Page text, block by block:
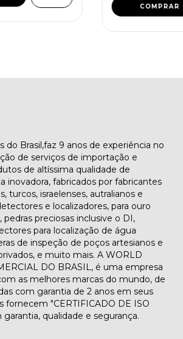
COMPRAR
do Brasil,faz 9 anos de experiência no
de serviços de importação e
de altíssima qualidade de
inovadora, fabricados por fabricantes
turcos, israelenses, autralianos e
e localizadores, para ouro
pedras preciosas inclusive o DI,
para localização de água
de inspeção de poços artesianos e
e muito mais. A WORLD
DO BRASIL, é uma empresa
as melhores marcas do mundo, de
com garantia de 2 anos em seus
fornecem "CERTIFICADO DE ISO
qualidade e segurança.